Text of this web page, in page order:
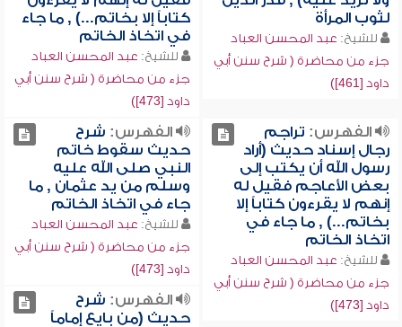
لثوب المرأة
للشيخ: عبد المحسن العباد
جزء من محاضرة ( شرح سنن أبي
داود [461])
كتاباً إلا بخاتم...) , ما جاء
في اتخاذ الخاتم
للشيخ: عبد المحسن العباد
جزء من محاضرة ( شرح سنن أبي
داود [473])
الفهرس: تراجم
رجال إسناد حديث (أراد
رسول الله أن يكتب إلى
بعض الأعاجم فقيل له
إنهم لا يقرءون كتاباً إلا
بخاتم...) , ما جاء في
اتخاذ الخاتم
للشيخ: عبد المحسن العباد
جزء من محاضرة ( شرح سنن أبي
داود [473])
الفهرس: شرح
حديث سقوط خاتم
النبي صلى الله عليه
وسلم من يد عثمان , ما
جاء في اتخاذ الخاتم
للشيخ: عبد المحسن العباد
جزء من محاضرة ( شرح سنن أبي
داود [473])
الفهرس: شرح
حديث (من بايع إماماً